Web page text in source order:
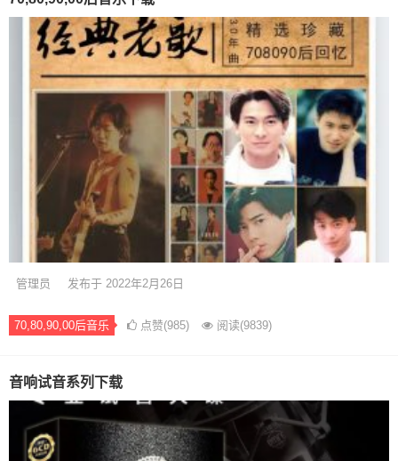
管理员 发布于 2022年2月26日
70,80,90,00后音乐 点赞(985) 阅读(9839)
音响试音系列下载